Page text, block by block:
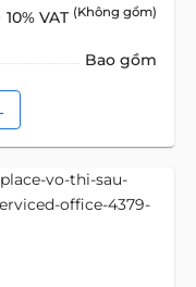
10% VAT (Không gồm)
Bao gồm